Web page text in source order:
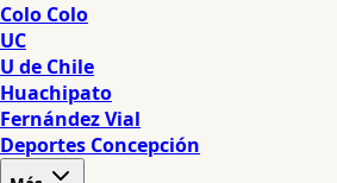
Colo Colo
UC
U de Chile
Huachipato
Fernández Vial
Deportes Concepción